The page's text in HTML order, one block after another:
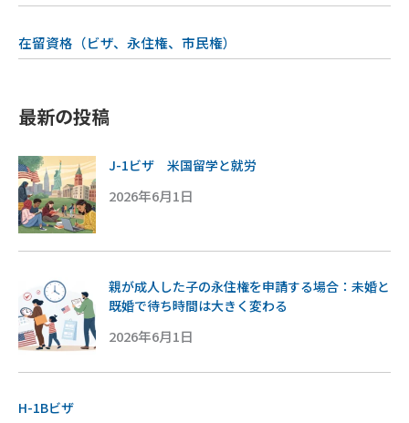
在留資格（ビザ、永住権、市民権）
最新の投稿
J-1ビザ 米国留学と就労
2026年6月1日
親が成人した子の永住権を申請する場合：未婚と
既婚で待ち時間は大きく変わる
2026年6月1日
H-1Bビザ